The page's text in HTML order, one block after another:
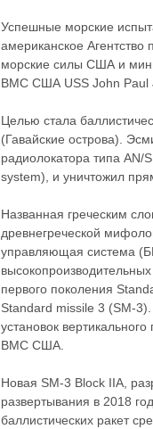
Успешные морские
американское
морские силы США и
ВМС США USS John Paul
Целью стала
(Гавайские острова).
радиолокатора типа AN/
system), и уничтожил
Названная греческим
древнегреческой
управляющая система
первого поколения
Standard missile 3 (SM-
установок
ВМС США.
Новая SM-3 Block IIA,
развертывания в 2018
баллистических ракет